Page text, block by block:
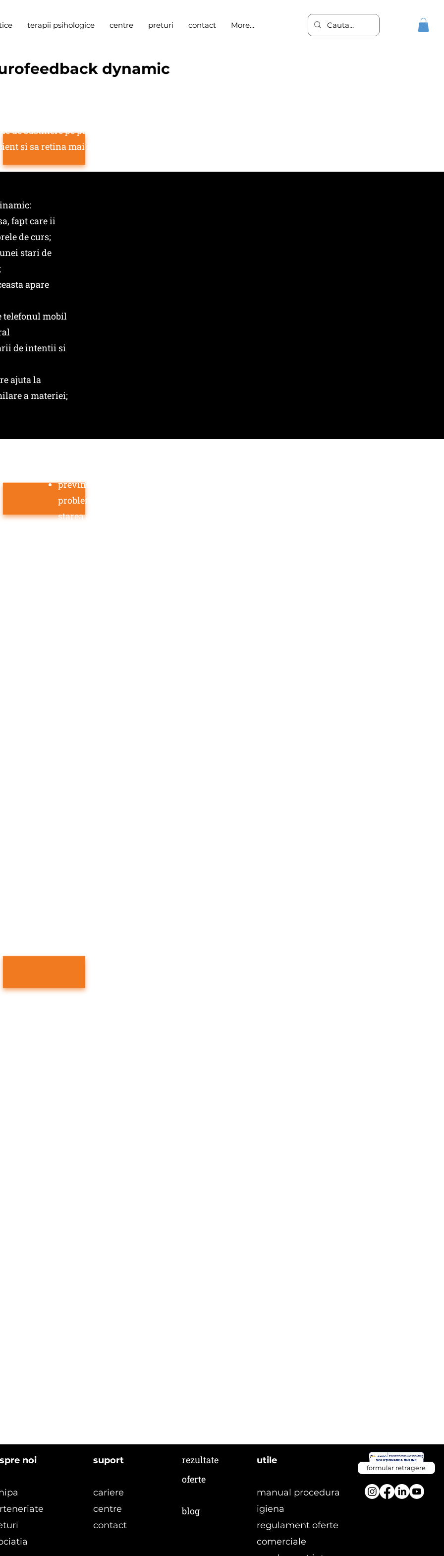
terapii psihologice centre preturi contact More...
dynamic
de sustinere pe parcursul anului scolar printr-o functionare optima a creierului.
si sa retina mai mult din ceea ce se invata.
fapt care ii
de curs;
stari de
apare
telefonul mobil
de intentii si
ajuta la
a materiei;
previne starile de burnout, oboseala cronica, epuizare, lipsa cronica de somn ale mamei,
probleme specifice primilor doi ani de viata ai copilului, stari care influenteaza direct
starea acestuia;
noi suport
cariere
centre
contact
rezultate
oferte
blog
utile
manual procedura
igiena
regulament oferte
comerciale
formular retragere